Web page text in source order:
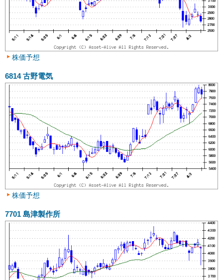
株価予想
6814 古野電気
株価予想
7701 島津製作所